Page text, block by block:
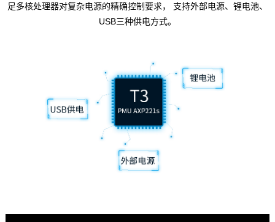
足多核处理器对复杂电源的精确控制要求， 支持外部电源、锂电池、
USB三种供电方式。